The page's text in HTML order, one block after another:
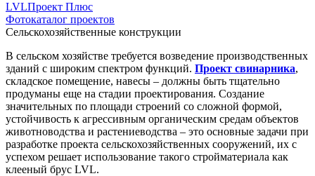
LVLПроект Плюс
Фотокаталог проектов
Сельскохозяйственные конструкции
В сельском хозяйстве требуется возведение производственных
зданий с широким спектром функций. Проект свинарника,
складское помещение, навесы – должны быть тщательно
продуманы еще на стадии проектирования. Создание
значительных по площади строений со сложной формой,
устойчивость к агрессивным органическим средам объектов
животноводства и растениеводства – это основные задачи при
разработке проекта сельскохозяйственных сооружений, их с
успехом решает использование такого стройматериала как
клееный брус LVL.